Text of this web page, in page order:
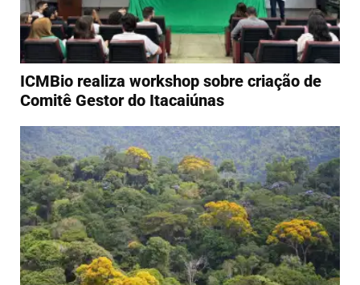
ICMBio realiza workshop sobre criação de
Comitê Gestor do Itacaiúnas